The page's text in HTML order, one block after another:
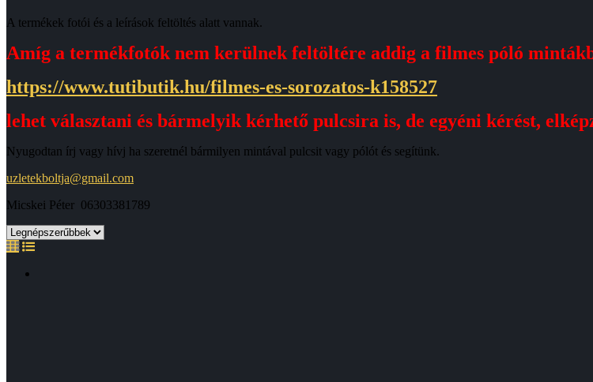
A termékek fotói és a leírások feltöltés alatt vannak.
Amíg a termékfotók nem kerülnek feltöltére addig a filmes póló
https://www.tutibutik.hu/filmes-es-sorozatos-k158527
lehet választani és bármelyik kérhető pulcsira is, de egyéni kérést,
Nyugodtan írj vagy hívj ha szeretnél bármilyen mintával pulcsit vagy pólót és segítünk.
uzletekboltja@gmail.com
Micskei Péter 06303381789